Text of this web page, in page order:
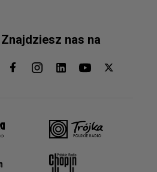
Znajdziesz nas na